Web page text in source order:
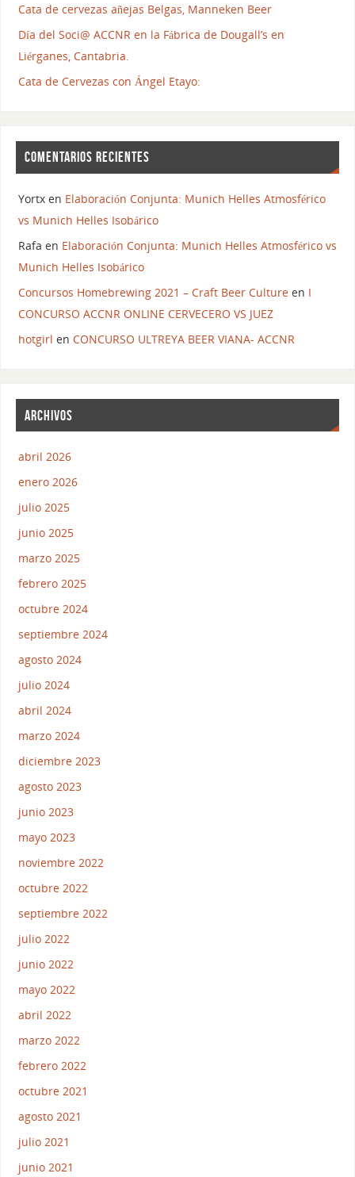
Cata de cervezas añejas Belgas, Manneken Beer
Día del Soci@ ACCNR en la Fábrica de Dougall’s en
Liérganes, Cantabria.
Cata de Cervezas con Ángel Etayo:
COMENTARIOS RECIENTES
Yortxen Elaboración Conjunta: Munich Helles Atmosférico
vs Munich Helles Isobárico
Rafa en Elaboración Conjunta: Munich Helles Atmosférico vs
Munich Helles Isobárico
Concursos Homebrewing 2021 – Craft Beer Cultureen I
CONCURSO ACCNR ONLINE CERVECERO VS JUEZ
hotgirl en CONCURSO ULTREYA BEER VIANA- ACCNR
ARCHIVOS
abril 2026
enero 2026
julio 2025
junio 2025
marzo 2025
febrero 2025
octubre 2024
septiembre 2024
agosto 2024
julio 2024
abril 2024
marzo 2024
diciembre 2023
agosto 2023
junio 2023
mayo 2023
noviembre 2022
octubre 2022
septiembre 2022
julio 2022
junio 2022
mayo 2022
abril 2022
marzo 2022
febrero 2022
octubre 2021
agosto 2021
julio 2021
junio 2021